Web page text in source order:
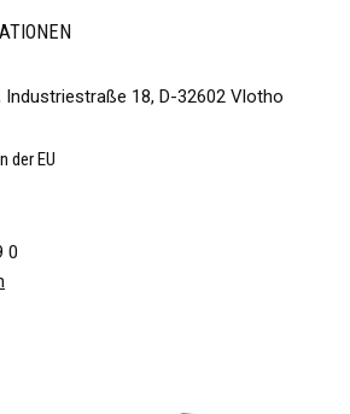
18, D-32602 Vlotho
der EU
0